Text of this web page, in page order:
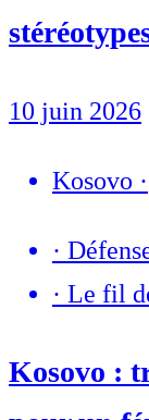
10 juin 2026
Kosovo ·
·
· Le fil
Kosovo :